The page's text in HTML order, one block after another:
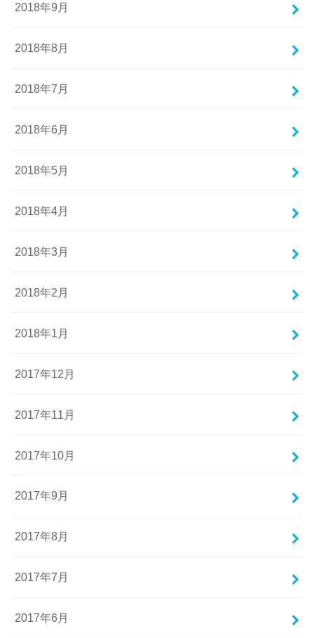
2018年9月
2018年8月
2018年7月
2018年6月
2018年5月
2018年4月
2018年3月
2018年2月
2018年1月
2017年12月
2017年11月
2017年10月
2017年9月
2017年8月
2017年7月
2017年6月